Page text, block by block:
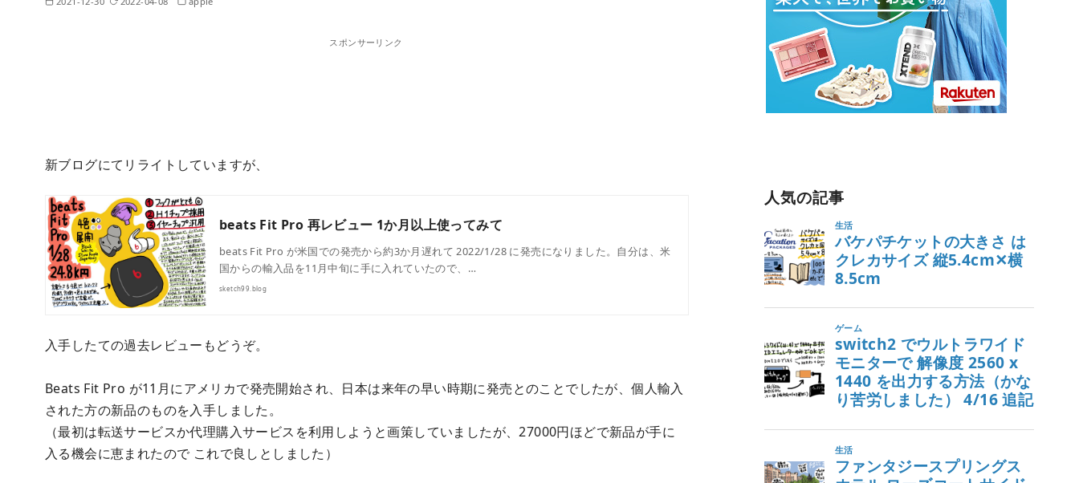
スポンサーリンク
新ブログにてリライトしていますが、
beats Fit Pro 再レビュー 1か月以上使ってみて
beats Fit Pro が米国での発売から約3か月遅れて 2022/1/28 に発売になりました。自分は、米
国からの輸入品を11月中旬に手に入れていたので、…
sketch99.blog
入手したての過去レビューもどうぞ。
Beats Fit Pro が11月にアメリカで発売開始され、日本は来年の早い時期に発売とのことでしたが、個人輸入
された方の新品のものを入手しました。
（最初は転送サービスか代理購入サービスを利用しようと画策していましたが、27000円ほどで新品が手に
入る機会に恵まれたので これで良しとしました）
人気の記事